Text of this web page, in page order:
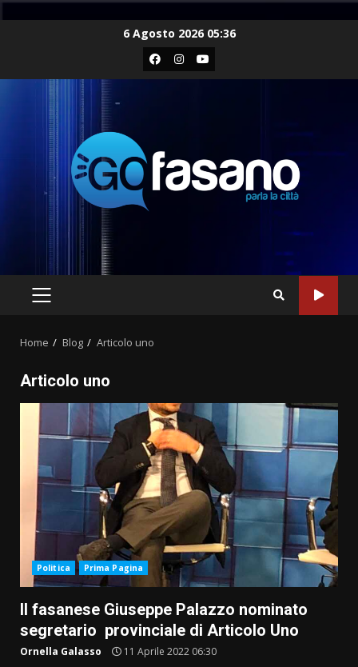
6 Agosto 2026 05:36
Facebook
Instagram
Youtube
PRIMARY
Home Blog Articolo uno
Articolo uno
Politica Prima Pagina
Il fasanese Giuseppe Palazzo nominato
segretario provinciale di Articolo Uno
Ornella Galasso 11 Aprile 2022 06:30